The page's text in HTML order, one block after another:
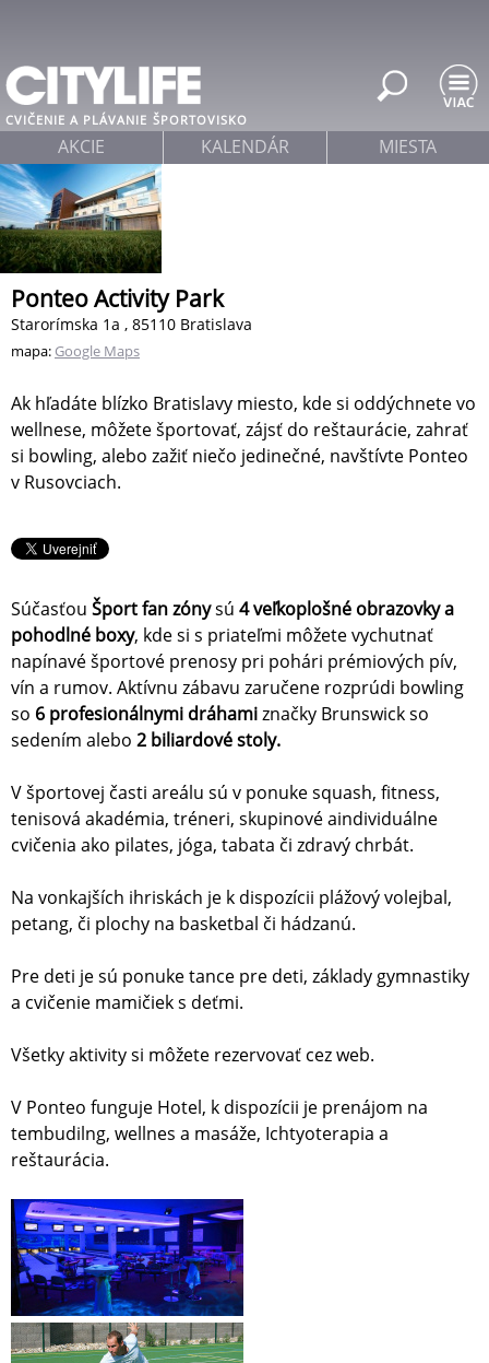
CVIČENIE A PLÁVANIE ŠPORTOVISKO
Ponteo Activity Park
Starorímska 1a , 85110 Bratislava
mapa: Google Maps
Ak hľadáte blízko Bratislavy miesto, kde si oddýchnete vo
wellnese, môžete športovať, zájsť do reštaurácie, zahrať
si bowling, alebo zažiť niečo jedinečné, navštívte Ponteo
v Rusovciach.
Súčasťou Šport fan zónysú 4 veľkoplošné obrazovky a
pohodlné boxy, kde si s priateľmi môžete vychutnať
napínavé športové prenosy pri pohári prémiových pív,
vín a rumov. Aktívnu zábavu zaručene rozprúdi bowling
so 6 profesionálnymi dráhamiznačky Brunswick so
sedením alebo 2 biliardové stoly.
V športovej časti areálu sú v ponuke squash, fitness,
tenisová akadémia, tréneri, skupinové aindividuálne
cvičenia ako pilates, jóga, tabata či zdravý chrbát.
Na vonkajších ihriskách je k dispozícii plážový volejbal,
petang, či plochy na basketbal či hádzanú.
Pre deti je sú ponuke tance pre deti, základy gymnastiky
a cvičenie mamičiek s deťmi.
Všetky aktivity si môžete rezervovať cez web.
V Ponteo funguje Hotel, k dispozícii je prenájom na
tembudilng, wellnes a masáže, Ichtyoterapia a
reštaurácia.
AKCIE KALENDÁR MIESTA